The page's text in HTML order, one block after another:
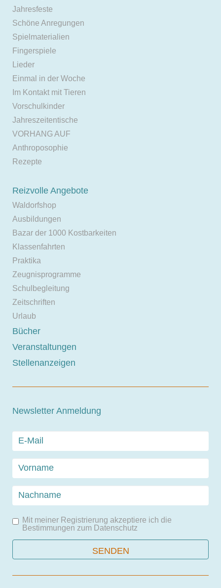
Jahresfeste
Schöne Anregungen
Spielmaterialien
Fingerspiele
Lieder
Einmal in der Woche
Im Kontakt mit Tieren
Vorschulkinder
Jahreszeitentische
VORHANG AUF
Anthroposophie
Rezepte
Reizvolle Angebote
Waldorfshop
Ausbildungen
Bazar der 1000 Kostbarkeiten
Klassenfahrten
Praktika
Zeugnisprogramme
Schulbegleitung
Zeitschriften
Urlaub
Bücher
Veranstaltungen
Stellenanzeigen
Newsletter Anmeldung
Mit meiner Registrierung akzeptiere ich die
Bestimmungen zum Datenschutz